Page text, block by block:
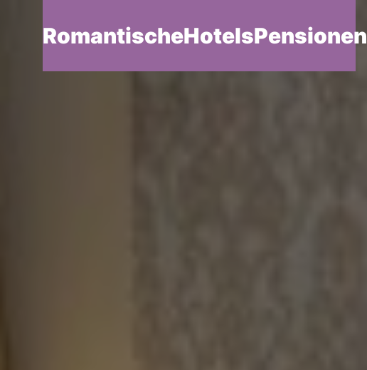
RomantischeHotelsPensionen